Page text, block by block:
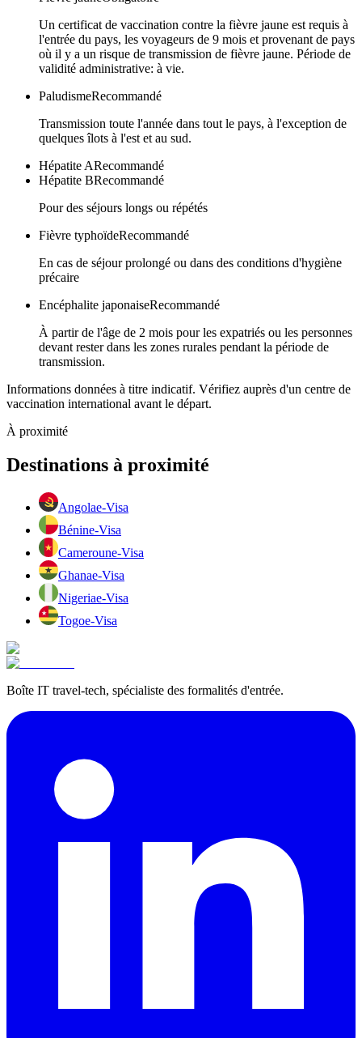
Un certificat de vaccination contre la fièvre jaune est requis à
l'entrée du pays, les voyageurs de 9 mois et provenant de pays
où il y a un risque de transmission de fièvre jaune. Période de
validité administrative: à vie.
PaludismeRecommandé
Transmission toute l'année dans tout le pays, à l'exception de
quelques îlots à l'est et au sud.
Hépatite ARecommandé
Hépatite BRecommandé
Pour des séjours longs ou répétés
Fièvre typhoïdeRecommandé
En cas de séjour prolongé ou dans des conditions d'hygiène
précaire
Encéphalite japonaiseRecommandé
À partir de l'âge de 2 mois pour les expatriés ou les personnes
devant rester dans les zones rurales pendant la période de
transmission.
Informations données à titre indicatif. Vérifiez auprès d'un centre de
vaccination international avant le départ.
À proximité
Destinations à proximité
Angolae-Visa
Bénine-Visa
Cameroune-Visa
Ghanae-Visa
Nigeriae-Visa
Togoe-Visa
Boîte IT travel-tech, spécialiste des formalités d'entrée.